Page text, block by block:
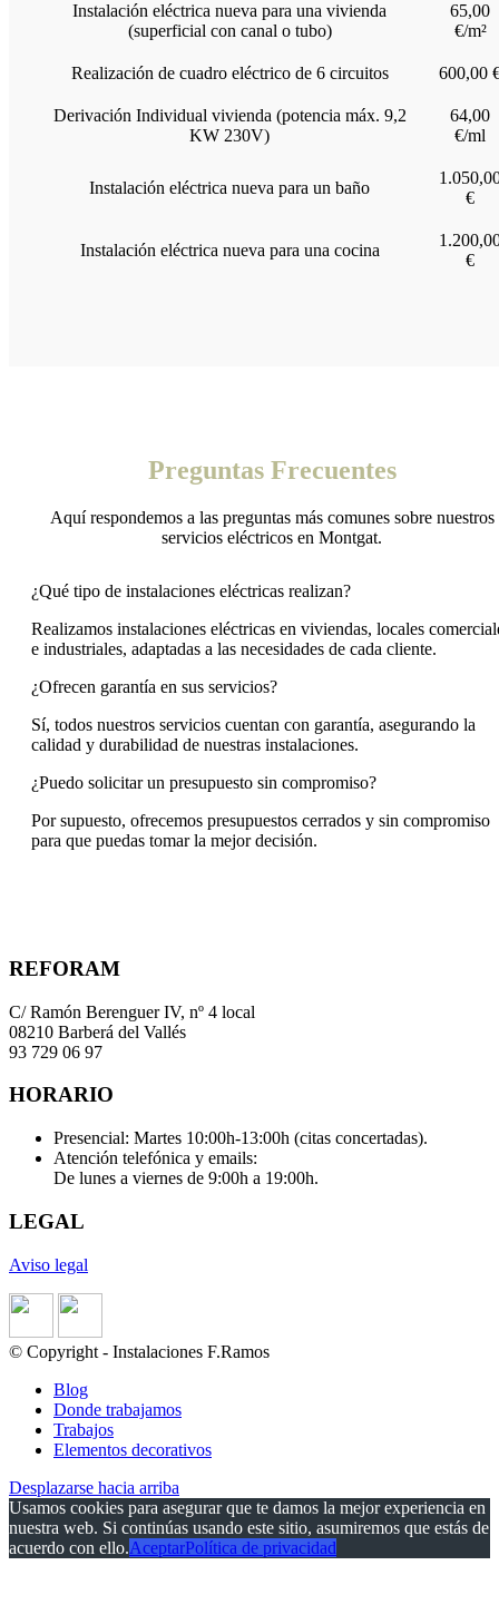
Instalación eléctrica nueva para una vivienda
(superficial con canal o tubo)
65,00
€/m²
Realización de cuadro eléctrico de 6 circuitos 600,00
Derivación Individual vivienda (potencia máx. 9,2
KW 230V)
64,00
€/ml
Instalación eléctrica nueva para un baño
€
Instalación eléctrica nueva para una cocina
€
Preguntas Frecuentes
Aquí respondemos a las preguntas más comunes sobre nuestros
servicios eléctricos en Montgat.
¿Qué tipo de instalaciones eléctricas realizan?
Realizamos instalaciones eléctricas en viviendas, locales
e industriales, adaptadas a las necesidades de cada cliente.
¿Ofrecen garantía en sus servicios?
Sí, todos nuestros servicios cuentan con garantía, asegurando la
calidad y durabilidad de nuestras instalaciones.
¿Puedo solicitar un presupuesto sin compromiso?
Por supuesto, ofrecemos presupuestos cerrados y sin compromiso
para que puedas tomar la mejor decisión.
REFORAM
C/ Ramón Berenguer IV, nº 4 local
08210 Barberá del Vallés
93 729 06 97
HORARIO
Presencial: Martes 10:00h-13:00h (citas concertadas).
Atención telefónica y emails:
De lunes a viernes de 9:00h a 19:00h.
LEGAL
Aviso legal
© Copyright - Instalaciones F.Ramos
Blog
Donde trabajamos
Trabajos
Elementos decorativos
Desplazarse hacia arriba
Usamos cookies para asegurar que te damos la mejor experiencia en
nuestra web. Si continúas usando este sitio, asumiremos que estás de
acuerdo con ello.AceptarPolítica de privacidad